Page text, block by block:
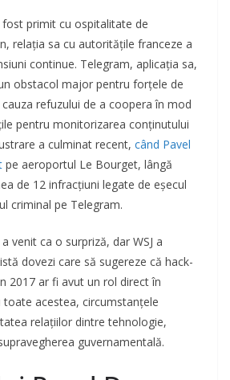
primit cu ospitalitate de
relația sa cu autoritățile franceze a
continue. Telegram, aplicația sa,
obstacol major pentru forțele de
refuzului de a coopera în mod
pentru monitorizarea conținutului
a culminat recent, când Pavel
pe aeroportul Le Bourget, lângă
de 12 infracțiuni legate de eșecul
criminal pe Telegram.
venit ca o surpriză, dar WSJ a
dovezi care să sugereze că hack-
2017 ar fi avut un rol direct în
toate acestea, circumstanțele
relațiilor dintre tehnologie,
guvernamentală.